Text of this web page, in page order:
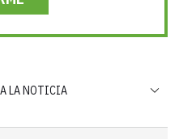
LA NOTICIA